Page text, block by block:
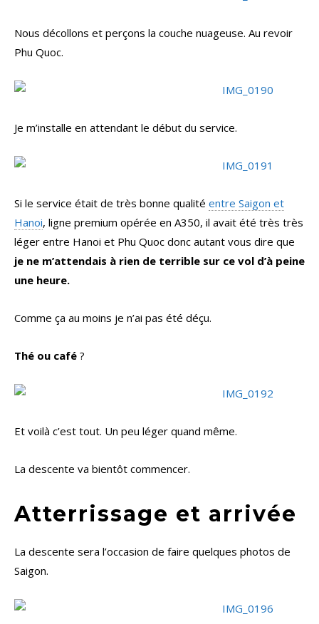
Nous décollons et perçons la couche nuageuse. Au revoir
Phu Quoc.
Je m’installe en attendant le début du service.
Si le service était de très bonne qualité entre Saigon et
Hanoi, ligne premium opérée en A350, il avait été très très
léger entre Hanoi et Phu Quoc donc autant vous dire que
je ne m’attendais à rien de terrible sur ce vol d’à peine
une heure.
Comme ça au moins je n’ai pas été déçu.
Thé ou café ?
Et voilà c’est tout. Un peu léger quand même.
La descente va bientôt commencer.
Atterrissage et arrivée
La descente sera l’occasion de faire quelques photos de
Saigon.